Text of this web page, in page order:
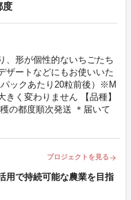
度
、形が個性的ないちごたち
ザートなどにもお使いいた
ックあたり20粒前後）※M
く変わりません 【品種】
の都度順次発送 ＊届いて
プロジェクトを見る arrow_forward
用で持続可能な農業を目指